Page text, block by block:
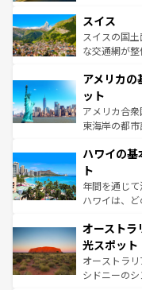
を参照して
は、お酒好きな
ドイツ情報は
リアごとに
ティー、ビ
戦など、本
ンツ一覧を参
スイス
スイスの国
な交通網が
の建物がそ
博物館もあ
ことができる
者向けの交
着のスイス
アメリカ
ット
アメリカ合
東海岸の都
のような巨
ンメントが
西部には大
ストーン国
文化が魅力
しみながら、
るだろう。車
ならではの贅沢な旅
情報は コン
ハワイの
ト
年間を通じ
ハワイは、
ワイ島は見
島だが、静か
おすすめ。エ
文化や歴史
オーストラ
光スポット
オーストラ
シドニーの